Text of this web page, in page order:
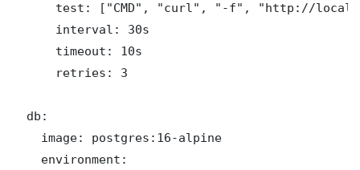
test: ["CMD", "curl", "-f", "http://
      interval: 30s
      timeout: 10s
      retries: 3
  db:
    image: postgres:16-alpine
    environment: